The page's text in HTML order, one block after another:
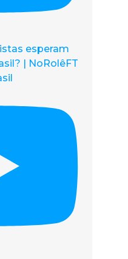
esperam
| NoRolêFT